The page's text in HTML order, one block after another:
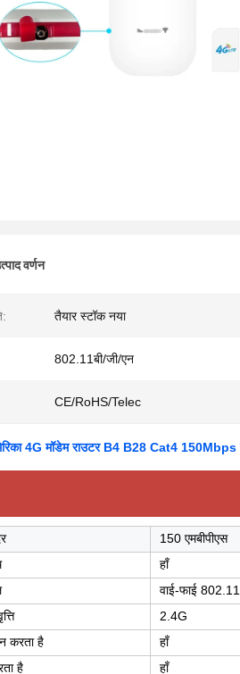
वर्णन
तैयार स्टॉक नया
802.11बी/जी/एन
CE/RoHS/Telec
4G मॉडेम राउटर B4 B28 Cat4 150Mbps
150 एमबीपीएस
हाँ
वाई-फाई
2.4G
करता है
हाँ
है
हाँ